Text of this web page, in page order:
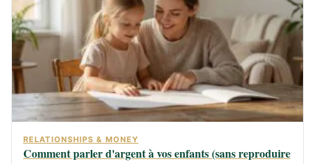
RELATIONSHIPS & MONEY
Comment parler d'argent à vos enfants (sans reproduire